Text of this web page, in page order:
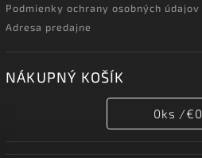
Podmienky ochrany osobných údajov
Adresa predajne
NÁKUPNÝ KOŠÍK
0ks /€0